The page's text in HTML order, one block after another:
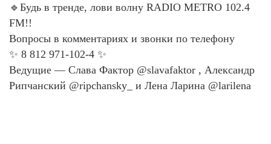
🔹Будь в тренде, лови волну RADIO METRO 102.4
FM!!
Вопросы в комментариях и звонки по телефону
✨ 8 812 971-102-4 ✨
Ведущие — Слава Фактор @slavafaktor , Александр
Рипчанский @ripchansky_ и Лена Ларина @larilena